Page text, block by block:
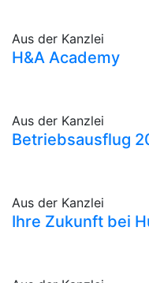
Aus der Kanzlei
H&A Academy
Aus der Kanzlei
Betriebsausflug
Aus der Kanzlei
Ihre Zukunft bei